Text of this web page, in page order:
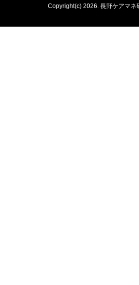
Copyright(c) 2026. 長野ケアマネ